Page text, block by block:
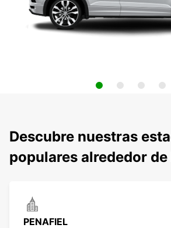
Descubre nuestras
populares alrededor de
PENAFIEL